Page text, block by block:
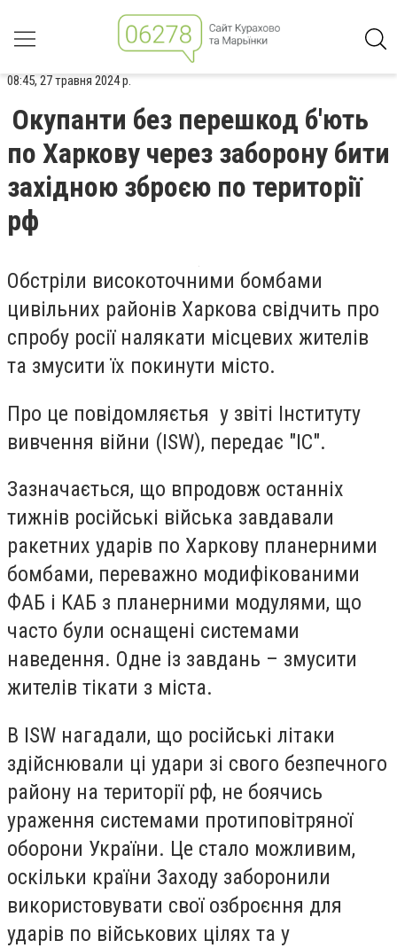
08:45, 27 травня 2024 р.
Окупанти без перешкод б'ють
по Харкову через заборону бити
західною зброєю по території
рф
Обстріли високоточними бомбами
цивільних районів Харкова свідчить про
спробу росії налякати місцевих жителів
та змусити їх покинути місто.
Про це повідомляєтья у звіті Інституту
вивчення війни (ISW), передає "ІС".
Зазначається, що впродовж останніх
тижнів російські війська завдавали
ракетних ударів по Харкову планерними
бомбами, переважно модифікованими
ФАБ і КАБ з планерними модулями, що
часто були оснащені системами
наведення. Одне із завдань – змусити
жителів тікати з міста.
В ISW нагадали, що російські літаки
здійснювали ці удари зі свого безпечного
району на території рф, не боячись
ураження системами протиповітряної
оборони України. Це стало можливим,
оскільки країни Заходу заборонили
використовувати свої озброєння для
ударів по військових цілях та у